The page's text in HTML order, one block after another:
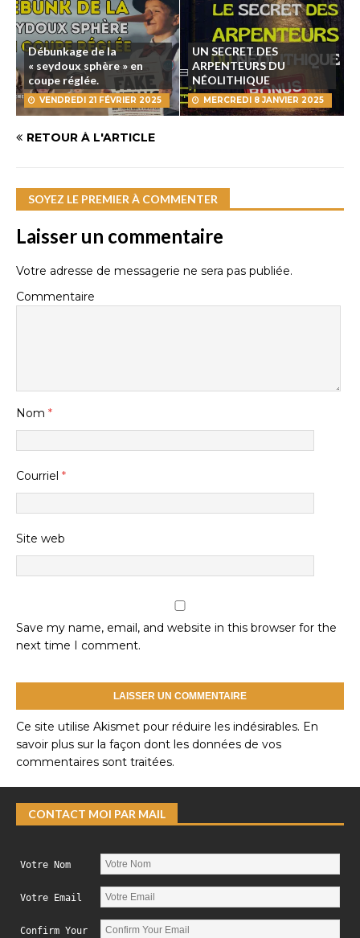
Débunkage de la
« seydoux sphère » en
coupe réglée.
VENDREDI 21 FÉVRIER 2025
UN SECRET DES
ARPENTEURS DU
NÉOLITHIQUE
MERCREDI 8 JANVIER 2025
RETOUR À L'ARTICLE
SOYEZ LE PREMIER À COMMENTER
Laisser un commentaire
Votre adresse de messagerie ne sera pas publiée.
Commentaire
Nom *
Courriel *
Site web
Save my name, email, and website in this browser for the
next time I comment.
Ce site utilise Akismet pour réduire les indésirables. En
savoir plus sur la façon dont les données de vos
commentaires sont traitées.
CONTACT MOI PAR MAIL
Votre Nom
Votre Email
Confirm Your